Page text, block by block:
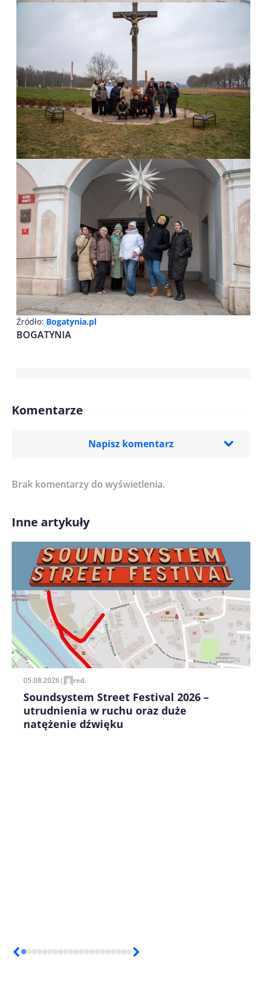
Źródło: Bogatynia.pl
BOGATYNIA
Komentarze
Napisz komentarz
Treść komentarza*
Imię/ Nick*
Zapamiętaj moje dane w tej przeglądarce podczas
pisania kolejnych komentarzy.
Brak komentarzy do wyświetlenia.
Inne artykuły
05.08.2026| red.
Soundsystem Street Festival 2026 –
utrudnienia w ruchu oraz duże
natężenie dźwięku